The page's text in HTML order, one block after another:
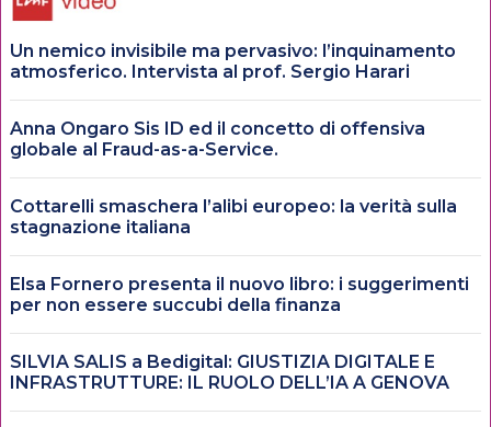
Un nemico invisibile ma pervasivo: l’inquinamento
atmosferico. Intervista al prof. Sergio Harari
Anna Ongaro Sis ID ed il concetto di offensiva
globale al Fraud-as-a-Service.
Cottarelli smaschera l’alibi europeo: la verità sulla
stagnazione italiana
Elsa Fornero presenta il nuovo libro: i suggerimenti
per non essere succubi della finanza
SILVIA SALIS a Bedigital: GIUSTIZIA DIGITALE E
INFRASTRUTTURE: IL RUOLO DELL’IA A GENOVA